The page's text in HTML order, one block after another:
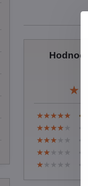
★★★★★
★★★★★
★★★★★
★★★★★
★★★★★
★★★★★
★★★★★
★★★★★
★★★★★
★★★★★
★★★★★
★★★★★
★★★★★
★★★★★
★★★★★